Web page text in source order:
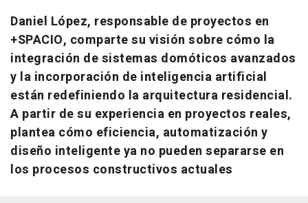
Daniel López, responsable de proyectos en
+SPACIO, comparte su visión sobre cómo la
integración de sistemas domóticos avanzados
y la incorporación de inteligencia artificial
están redefiniendo la arquitectura residencial.
A partir de su experiencia en proyectos reales,
plantea cómo eficiencia, automatización y
diseño inteligente ya no pueden separarse en
los procesos constructivos actuales